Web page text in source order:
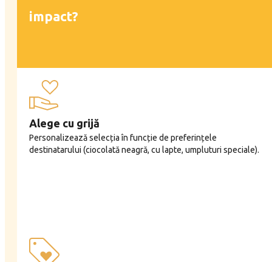
impact?
Alege cu grijă
Personalizează selecția în funcție de preferințele
destinatarului (ciocolată neagră, cu lapte, umpluturi speciale).